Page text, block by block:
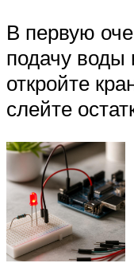
В первую
подачу воды
откройте
слейте